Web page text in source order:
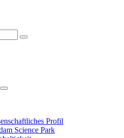
Profil
Science Park